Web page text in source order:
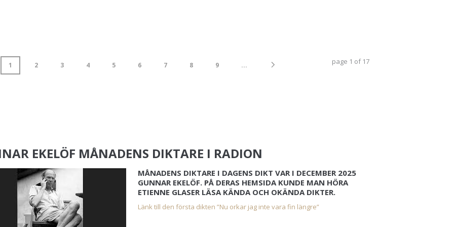
1 2 3 4 5 6 7 8 9 ... page 1 of 17
EKELÖF MÅNADENS DIKTARE I RADION
MÅNADENS DIKTARE I DAGENS DIKT VAR I DECEMBER 2025
GUNNAR EKELÖF. PÅ DERAS HEMSIDA KUNDE MAN HÖRA
ETIENNE GLASER LÄSA KÄNDA OCH OKÄNDA DIKTER.
Länk till den första dikten ”Nu orkar jag inte vara fin längre”